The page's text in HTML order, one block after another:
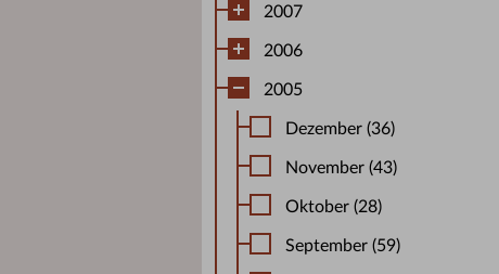
2007
2006
2005
Dezember (36)
November (43)
Oktober (28)
September (59)